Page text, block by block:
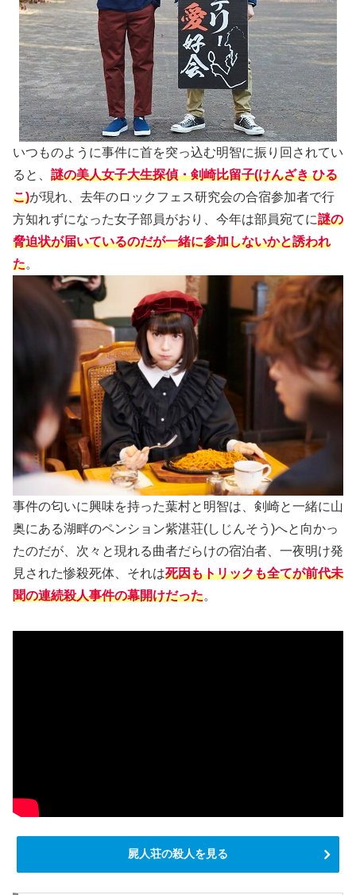
いつものように事件に首を突っ込む明智に振り回されてい
ると、 謎の美人女子大生探偵・剣崎比留子(けんざき ひる
こ)が現れ、去年のロックフェス研究会の合宿参加者で行
方知れずになった女子部員がおり、今年は部員宛てに謎の
脅迫状が届いているのだが一緒に参加しないかと誘われ
た。
事件の匂いに興味を持った葉村と明智は、剣崎と一緒に山
奥にある湖畔のペンション紫湛荘(しじんそう)へと向かっ
たのだが、次々と現れる曲者だらけの宿泊者、一夜明け発
見された惨殺死体、それは死因もトリックも全てが前代未
聞の連続殺人事件の幕開けだった。
屍人荘の殺人を見る